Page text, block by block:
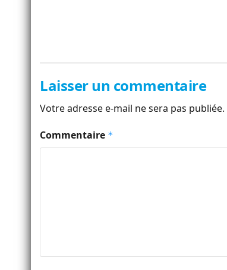
Laisser un commentaire
Votre adresse e-mail ne sera pas publiée.
Commentaire *